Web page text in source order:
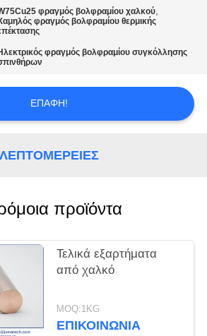
φραγμός βολφραμίου χαλκού,
φραγμός βολφραμίου θερμικής
φραγμός βολφραμίου συγκόλλησης
ΕΠΑΦΉ!
ΛΕΠΤΟΜΈΡΕΙΕΣ
προϊόντα
Τελικά εξαρτήματα
από χαλκό
MOQ:1KG
ΕΠΙΚΟΙΝΩΝΊΑ